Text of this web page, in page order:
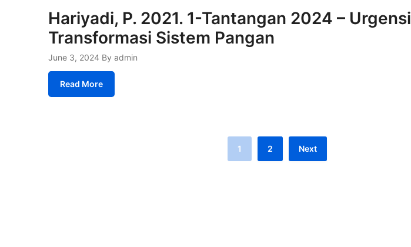
Hariyadi, P. 2021. 1-Tantangan 2024 – Urgensi
Transformasi Sistem Pangan
June 3, 2024 By admin
Read More
1 2 Next